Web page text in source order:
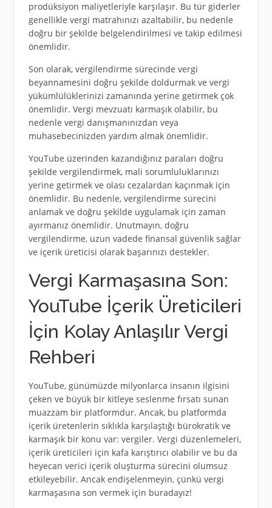
prodüksiyon maliyetleriyle karşılaşır. Bu tür giderler
genellikle vergi matrahınızı azaltabilir, bu nedenle
doğru bir şekilde belgelendirilmesi ve takip edilmesi
önemlidir.
Son olarak, vergilendirme sürecinde vergi
beyannamesini doğru şekilde doldurmak ve vergi
yükümlülüklerinizi zamanında yerine getirmek çok
önemlidir. Vergi mevzuatı karmaşık olabilir, bu
nedenle vergi danışmanınızdan veya
muhasebecinizden yardım almak önemlidir.
YouTube üzerinden kazandığınız paraları doğru
şekilde vergilendirmek, mali sorumluluklarınızı
yerine getirmek ve olası cezalardan kaçınmak için
önemlidir. Bu nedenle, vergilendirme sürecini
anlamak ve doğru şekilde uygulamak için zaman
ayırmanız önemlidir. Unutmayın, doğru
vergilendirme, uzun vadede finansal güvenlik sağlar
ve içerik üreticisi olarak başarınızı destekler.
Vergi Karmaşasına Son:
YouTube İçerik Üreticileri
İçin Kolay Anlaşılır Vergi
Rehberi
YouTube, günümüzde milyonlarca insanın ilgisini
çeken ve büyük bir kitleye seslenme fırsatı sunan
muazzam bir platformdur. Ancak, bu platformda
içerik üretenlerin sıklıkla karşılaştığı bürokratik ve
karmaşık bir konu var: vergiler. Vergi düzenlemeleri,
içerik üreticileri için kafa karıştırıcı olabilir ve bu da
heyecan verici içerik oluşturma sürecini olumsuz
etkileyebilir. Ancak endişelenmeyin, çünkü vergi
karmaşasına son vermek için buradayız!